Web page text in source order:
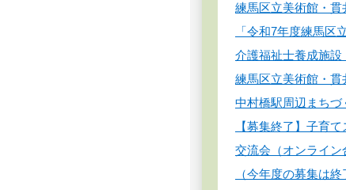
練馬区立美術館・貫
「令和7年度練馬区
介護福祉士養成施
練馬区立美術館・
中村橋駅周辺まちづ
【募集終了】子育
交流会（オンライ
（今年度の募集は